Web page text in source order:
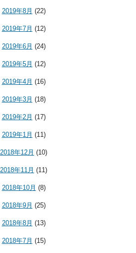
2019年8月 (22)
2019年7月 (12)
2019年6月 (24)
2019年5月 (12)
2019年4月 (16)
2019年3月 (18)
2019年2月 (17)
2019年1月 (11)
2018年12月 (10)
2018年11月 (11)
2018年10月 (8)
2018年9月 (25)
2018年8月 (13)
2018年7月 (15)